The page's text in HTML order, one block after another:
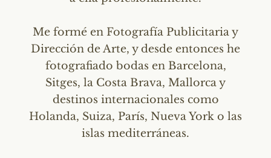
Me formé en Fotografía Publicitaria y
Dirección de Arte, y desde entonces he
fotografiado bodas en Barcelona,
Sitges, la Costa Brava, Mallorca y
destinos internacionales como
Holanda, Suiza, París, Nueva York o las
islas mediterráneas.